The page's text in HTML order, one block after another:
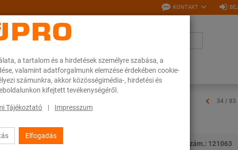
a tartalom és a hirdetések személyre szabása, a
valamint adatforgalmunk elemzése érdekében cookie-
számunkra, akkor közösségimédia-, hirdetési és
kifejtett tevékenységéről.
Tájékoztató | Impresszum
Elfogadás
KONTAKT
Downloads
34 / 83
csavarok
Tételszám.: 121063